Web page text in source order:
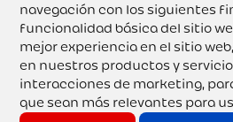
navegación con los siguientes
funcionalidad básica del sitio
mejor experiencia en el sitio web,
en nuestros productos y
interacciones de marketing,
que sean más relevantes para
Supertiendas y Drogería Olímpica
Dirección de notificación: Calle 53
Teléfono: 3232540999
Copyright o Actualización 2023